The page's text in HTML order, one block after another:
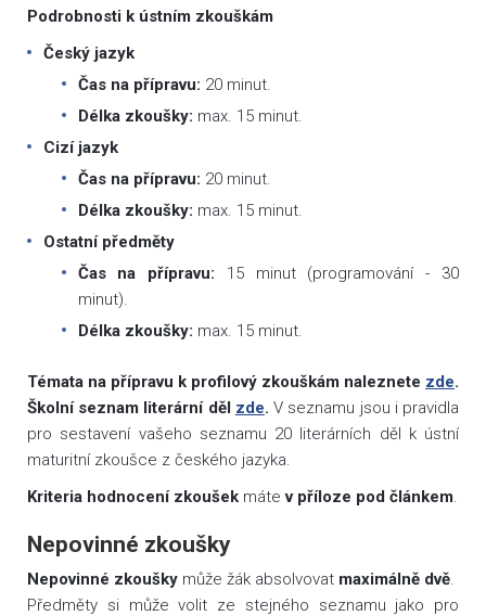
Podrobnosti k ústním zkouškám
Český jazyk
Čas na přípravu: 20 minut.
Délka zkoušky: max. 15 minut.
Cizí jazyk
Čas na přípravu: 20 minut.
Délka zkoušky: max. 15 minut.
Ostatní předměty
Čas na přípravu: 15 minut (programování - 30
minut).
Délka zkoušky: max. 15 minut.
Témata na přípravu k profilový zkouškám naleznete zde.
Školní seznam literární děl zde.V seznamu jsou i pravidla
pro sestavení vašeho seznamu 20 literárních děl k ústní
maturitní zkoušce z českého jazyka.
Kriteria hodnocení zkoušek mátev příloze pod článkem
Nepovinné zkoušky
Nepovinné zkoušky může žák absolvovat maximálně dvě
Předměty si může volit ze stejného seznamu jako pro